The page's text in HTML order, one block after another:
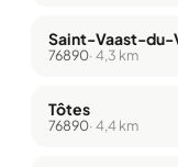
Saint-Vaast-du-
76890· 4,3 km
Tôtes
76890· 4,4 km